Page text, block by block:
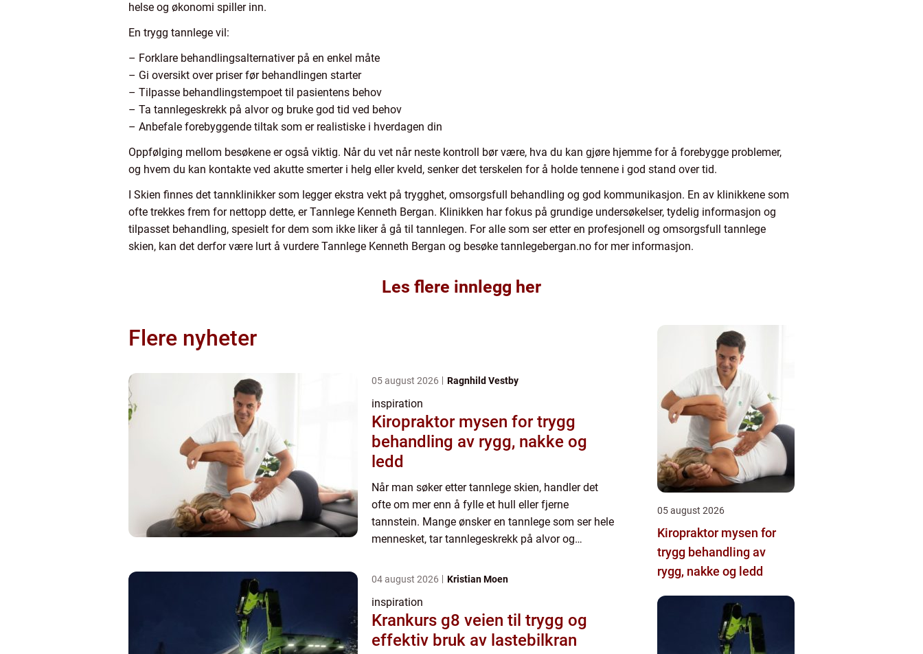
helse og økonomi spiller inn.
En trygg tannlege vil:
– Forklare behandlingsalternativer på en enkel måte
– Gi oversikt over priser før behandlingen starter
– Tilpasse behandlingstempoet til pasientens behov
– Ta tannlegeskrekk på alvor og bruke god tid ved behov
– Anbefale forebyggende tiltak som er realistiske i hverdagen din
Oppfølging mellom besøkene er også viktig. Når du vet når neste kontroll bør være, hva du kan gjøre hjemme for å forebygge problemer,
og hvem du kan kontakte ved akutte smerter i helg eller kveld, senker det terskelen for å holde tennene i god stand over tid.
I Skien finnes det tannklinikker som legger ekstra vekt på trygghet, omsorgsfull behandling og god kommunikasjon. En av klinikkene som
ofte trekkes frem for nettopp dette, er Tannlege Kenneth Bergan. Klinikken har fokus på grundige undersøkelser, tydelig informasjon og
tilpasset behandling, spesielt for dem som ikke liker å gå til tannlegen. For alle som ser etter en profesjonell og omsorgsfull tannlege
skien, kan det derfor være lurt å vurdere Tannlege Kenneth Bergan og besøke tannlegebergan.no for mer informasjon.
Les flere innlegg her
Flere nyheter
05 august 2026 Ragnhild Vestby
inspiration
Kiropraktor mysen for trygg
behandling av rygg, nakke og
ledd
Når man søker etter tannlege skien, handler det
ofte om mer enn å fylle et hull eller fjerne
tannstein. Mange ønsker en tannlege som ser hele
mennesket, tar tannlegeskrekk på alvor og
måte. I Skien finne...
04 august 2026 Kristian Moen
inspiration
Krankurs g8 veien til trygg og
effektiv bruk av lastebilkran
05 august 2026
Kiropraktor mysen for
trygg behandling av
rygg, nakke og ledd